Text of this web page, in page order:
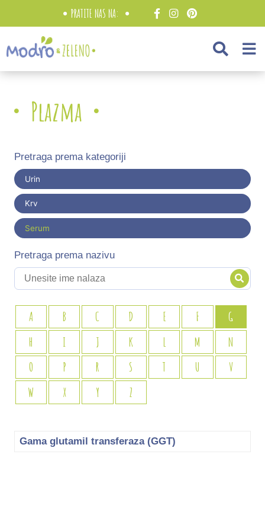
PRATITE NAS NA:
Plazma
Pretraga prema kategoriji
Urin
Krv
Serum
Pretraga prema nazivu
A B C D E F
G
H
I J K L M
N
O
P R S T U
V
W
X Y Z
Gama glutamil transferaza (GGT)